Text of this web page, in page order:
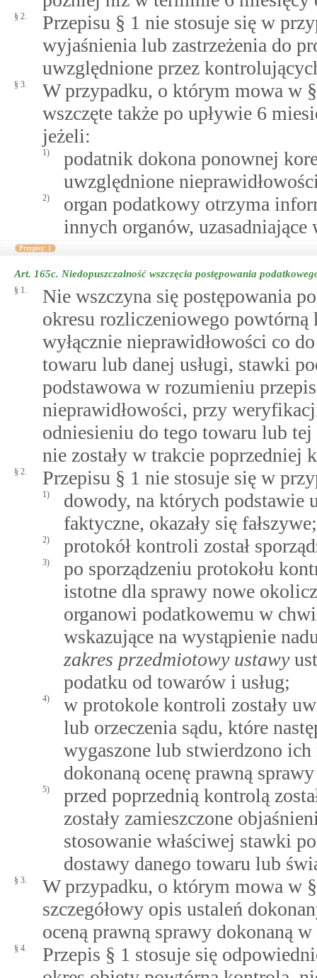
§ 2.
Przepisu § 1 nie stosuje się w
wyjaśnienia lub zastrzeżenia do
uwzględnione przez
§ 3.
W przypadku, o którym mowa w
wszczęte także po upływie 6
jeżeli:
1)
podatnik dokona ponownej
uwzględnione
2)
organ podatkowy otrzyma
innych organów,
Przypisy: 1
Art. 165c. Niedopuszczalność wszczęcia postępowania
§ 1.
Nie wszczyna się postępowania
okresu rozliczeniowego
wyłącznie nieprawidłowości co
towaru lub danej usługi, stawki
podstawowa w rozumieniu
nieprawidłowości, przy
odniesieniu do tego towaru lub
nie zostały w trakcie poprzedniej
§ 2. Przepisu § 1 nie stosuje się w
1)
dowody, na których podstawie
faktyczne, okazały się fałszywe;
2) protokół kontroli został
3)
po sporządzeniu protokołu
istotne dla sprawy nowe
organowi podatkowemu w
wskazujące na wystąpienie
zakres przedmiotowy ustawy
podatku od towarów i usług;
4)
w protokole kontroli zostały
lub orzeczenia sądu, które
wygaszone lub stwierdzono
dokonaną ocenę prawną
5)
przed poprzednią kontrolą
zostały zamieszczone
stosowanie właściwej stawki
dostawy danego towaru lub
§ 3.
W przypadku, o którym mowa w
szczegółowy opis ustaleń
oceną prawną sprawy dokonaną
§ 4.
Przepis § 1 stosuje się